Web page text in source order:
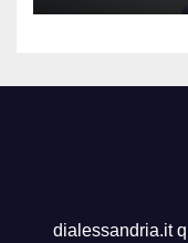
dialessandria.it